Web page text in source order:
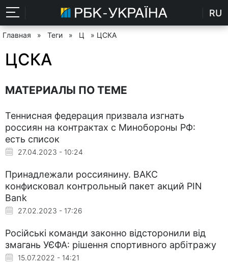
RU
Главная » Теги » Ц » ЦСКА
ЦСКА
МАТЕРИАЛЫ ПО ТЕМЕ
Теннисная федерация призвала изгнать
россиян на контрактах с Минобороны РФ:
есть список
27.04.2023 - 10:24
Принадлежали россиянину. ВАКС
конфисковал контрольный пакет акций PIN
Bank
27.02.2023 - 17:26
Російські команди законно відсторонили від
змагань УЄФА: рішення спортивного арбітражу
15.07.2022 - 14:21